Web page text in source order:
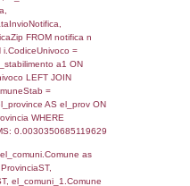
1 DEL DECRETO
2012/18/UE
- INFORMAZIONI
IMPATTO